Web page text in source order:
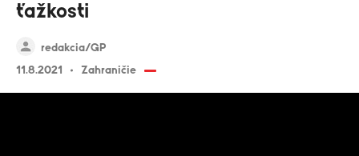
redakcia/GP
11.8.2021
Zahraničie
ťažkosti